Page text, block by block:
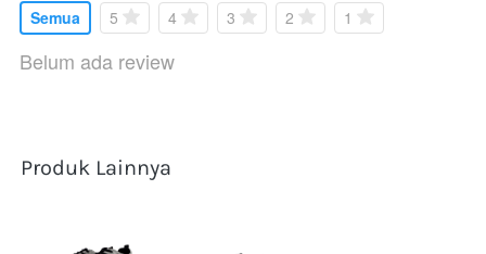
Semua 5 4 3 2 1
Belum ada review
Produk Lainnya